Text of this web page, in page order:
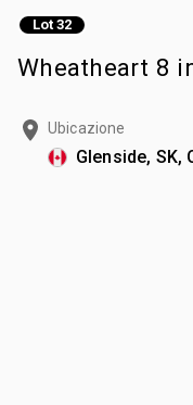
Lot 32
Wheatheart 8
Ubicazione
Glenside, SK,